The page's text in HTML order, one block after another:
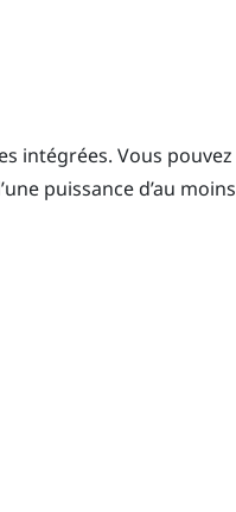
intégrées. Vous pouvez
puissance d’au moins